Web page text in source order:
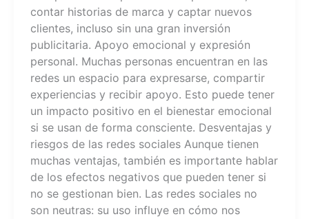
contar historias de marca y captar nuevos
clientes, incluso sin una gran inversión
publicitaria. Apoyo emocional y expresión
personal. Muchas personas encuentran en las
redes un espacio para expresarse, compartir
experiencias y recibir apoyo. Esto puede tener
un impacto positivo en el bienestar emocional
si se usan de forma consciente. Desventajas y
riesgos de las redes sociales Aunque tienen
muchas ventajas, también es importante hablar
de los efectos negativos que pueden tener si
no se gestionan bien. Las redes sociales no
son neutras: su uso influye en cómo nos